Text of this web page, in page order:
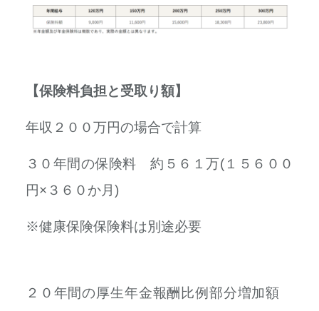
【保険料負担と受取り額】
年収２００万円の場合で計算
３０年間の保険料 約５６１万(１５６００
円×３６０か月)
※健康保険保険料は別途必要
２０年間の厚生年金報酬比例部分増加額